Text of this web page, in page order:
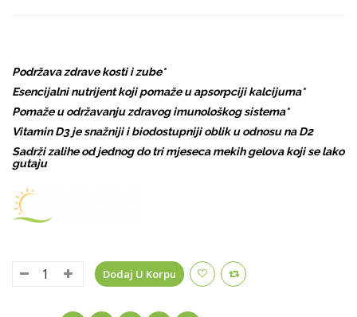
Podržava zdrave kosti i zube*
Esencijalni nutrijent koji pomaže u apsorpciji kalcijuma*
Pomaže u održavanju zdravog imunološkog sistema*
Vitamin D3 je snažniji i biodostupniji oblik u odnosu na D2
Sadrži zalihe od jednog do tri mjeseca mekih gelova koji se lako
gutaju
Dodaj U Korpu